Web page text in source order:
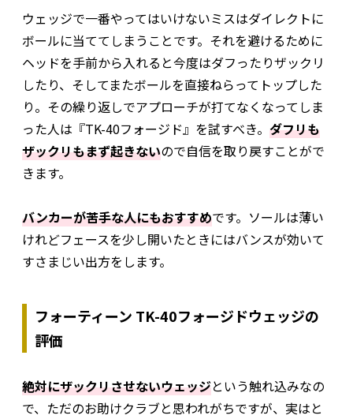
ウェッジで一番やってはいけないミスはダイレクトに
ボールに当ててしまうことです。それを避けるために
ヘッドを手前から入れると今度はダフったりザックリ
したり、そしてまたボールを直接ねらってトップした
り。その繰り返しでアプローチが打てなくなってしま
った人は『TK-40フォージド』を試すべき。 ダフリも
ザックリもまず起きないので自信を取り戻すことがで
きます。
バンカーが苦手な人にもおすすめです。ソールは薄い
けれどフェースを少し開いたときにはバンスが効いて
すさまじい出方をします。
フォーティーン TK-40フォージドウェッジの
評価
絶対にザックリさせないウェッジという触れ込みなの
で、ただのお助けクラブと思われがちですが、実はと